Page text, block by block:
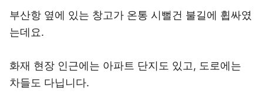
부산항 옆에 있는 창고가 온통 시뻘건 불길에 휩싸였
는데요.
화재 현장 인근에는 아파트 단지도 있고, 도로에는
차들도 다닙니다.